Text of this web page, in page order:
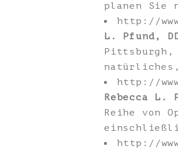
planen Sie
http://
L. Pfund,
Pittsburgh,
http://
Rebecca L.
Reihe von
http://